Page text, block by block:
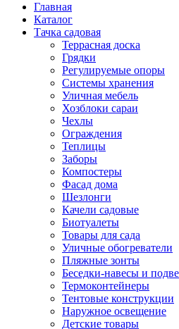
Главная
Каталог
Тачка садовая
Террасная доска
Грядки
Регулируемые опоры
Системы хранения
Уличная мебель
Хозблоки сараи
Чехлы
Ограждения
Теплицы
Заборы
Компостеры
Фасад дома
Шезлонги
Качели садовые
Биотуалеты
Товары для сада
Уличные обогреватели
Пляжные зонты
Беседки-навесы и
Термоконтейнеры
Тентовые конструкции
Наружное освещение
Детские товары